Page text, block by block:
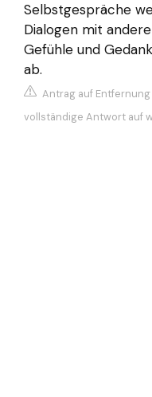
Selbstgespräche
Dialogen mit
Gefühle und
ab.
Antrag auf
vollständige Antwort auf